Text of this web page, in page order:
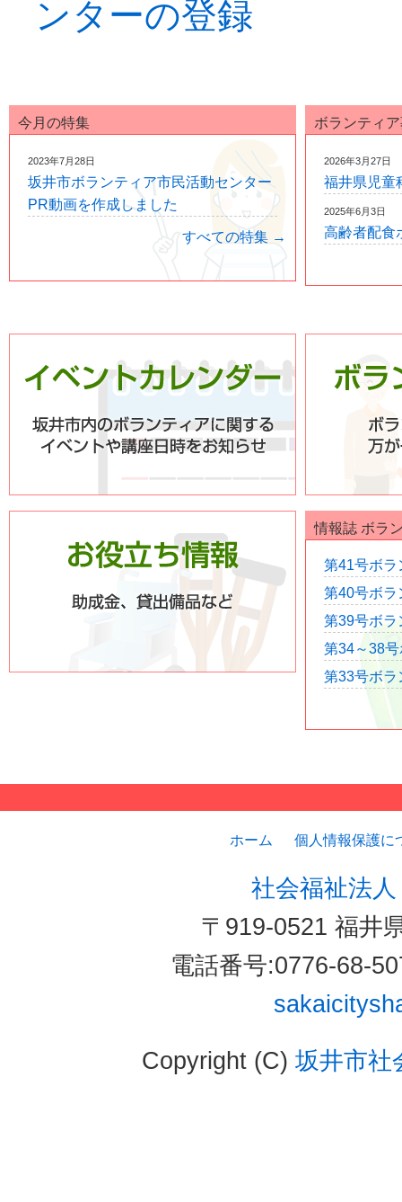
ンターの登録
今月の特集
2023年7月28日
坂井市ボランティア市民活動センター
PR動画を作成しました
すべての特集 →
ボランティ
2026年3月27日
福井県児童
2025年6月3日
高齢者配食
情報誌 ボラ
第41号ボラ
第40号ボラ
第39号ボラ
第34～38
第33号ボラ
ホーム 個人情報保護に
社会福祉法
〒919-0521 福井
電話番号:0776-68-
Copyright (C) 坂井市社